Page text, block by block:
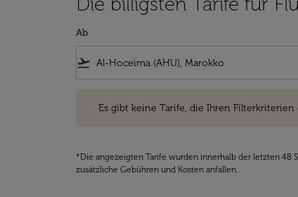
Ab
flight_takeoff
Es gibt keine Tarife, die Ihren Filterkriterien
*Die angezeigten Tarife wurden innerhalb der letzten 48
zusätzliche Gebühren und Kosten anfallen.